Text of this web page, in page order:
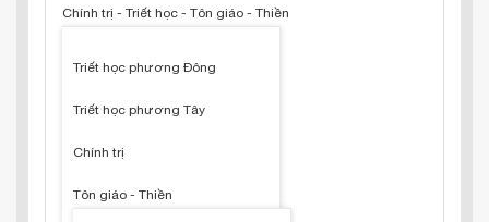
Chính trị - Triết học - Tôn giáo - Thiền
Triết học phương Đông
Triết học phương Tây
Chính trị
Tôn giáo - Thiền